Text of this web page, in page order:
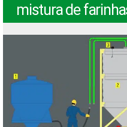
mistura de